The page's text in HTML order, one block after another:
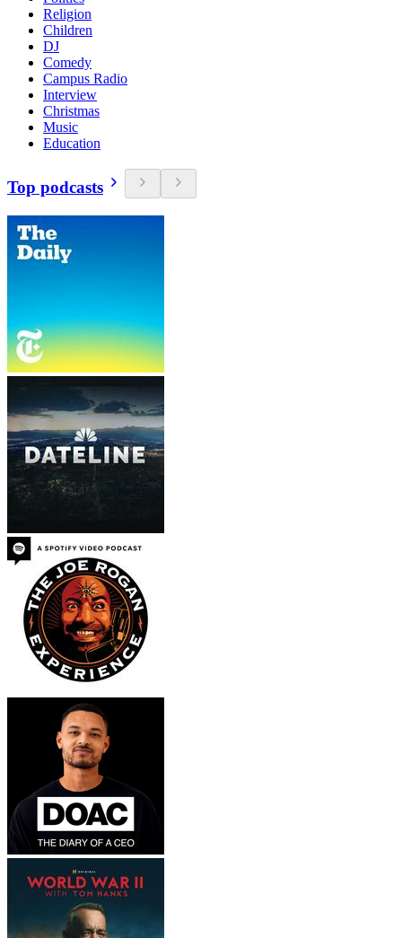
Religion
Children
DJ
Comedy
Campus Radio
Interview
Christmas
Music
Education
Top podcasts